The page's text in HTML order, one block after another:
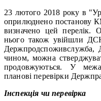
23 лютого 2018 року в
оприлюднено постанову
визначено цей перелік.
нього також увійшли
Держпродспоживслужба,
чином, можна
продовжуються. У
планові перевірки
Інспекція чи перевірка